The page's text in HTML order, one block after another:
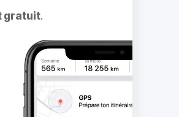
gratuit.